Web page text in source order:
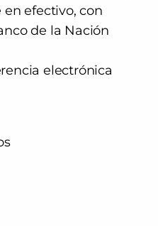
en efectivo, con
de la Nación
electrónica